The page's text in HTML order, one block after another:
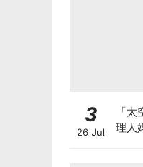
3
26 Jul
「
理人